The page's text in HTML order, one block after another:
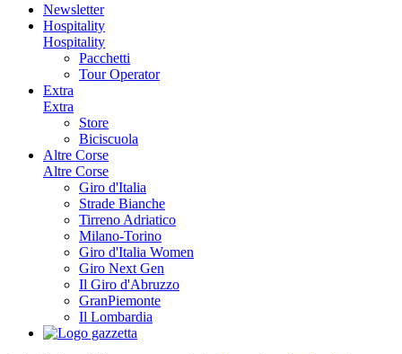
Newsletter
Hospitality
Hospitality
Pacchetti
Tour Operator
Extra
Extra
Store
Biciscuola
Altre Corse
Altre Corse
Giro d'Italia
Strade Bianche
Tirreno Adriatico
Milano-Torino
Giro d'Italia Women
Giro Next Gen
Il Giro d'Abruzzo
GranPiemonte
Il Lombardia